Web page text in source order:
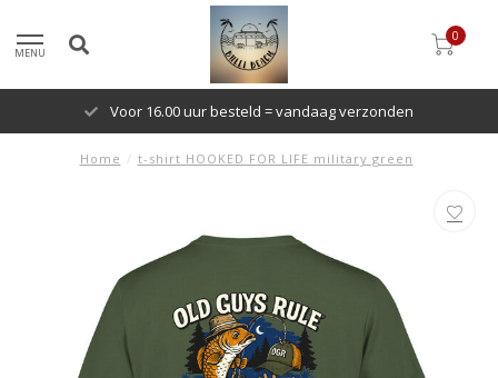
MENU
0
Voor 16.00 uur besteld = vandaag verzonden
Home / t-shirt HOOKED FOR LIFE military green